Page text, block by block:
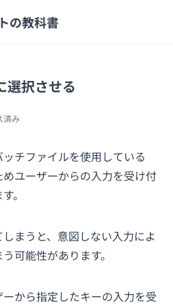
の教科書
選択させる
済み
チファイルを使用している
ユーザーからの入力を受け付
。
まうと、意図しない入力によ
可能性があります。
から指定したキーの入力を受